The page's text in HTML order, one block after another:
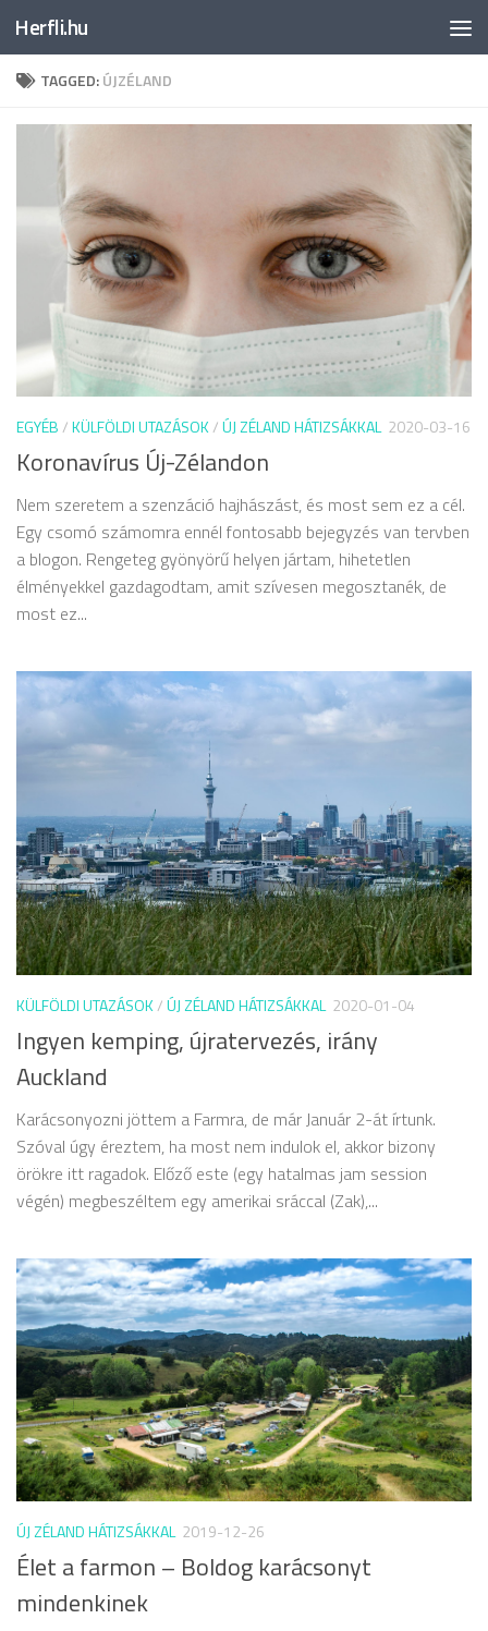
Skip to content
Herfli.hu
TAGGED:ÚJZÉLAND
EGYÉB/KÜLFÖLDI UTAZÁSOK/ÚJ ZÉLAND HÁTIZSÁKKAL 2020-03-16
Koronavírus Új-Zélandon
Nem szeretem a szenzáció hajhászást, és most sem ez a cél.
Egy csomó számomra ennél fontosabb bejegyzés van tervben
a blogon. Rengeteg gyönyörű helyen jártam, hihetetlen
élményekkel gazdagodtam, amit szívesen megosztanék, de
most ez...
KÜLFÖLDI UTAZÁSOK/ÚJ ZÉLAND HÁTIZSÁKKAL 2020-01-04
Ingyen kemping, újratervezés, irány
Auckland
Karácsonyozni jöttem a Farmra, de már Január 2-át írtunk.
Szóval úgy éreztem, ha most nem indulok el, akkor bizony
örökre itt ragadok. Előző este (egy hatalmas jam session
végén) megbeszéltem egy amerikai sráccal (Zak),...
ÚJ ZÉLAND HÁTIZSÁKKAL 2019-12-26
Élet a farmon – Boldog karácsonyt
mindenkinek